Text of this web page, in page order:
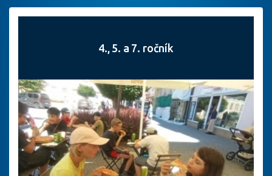
4., 5. a 7. ročník